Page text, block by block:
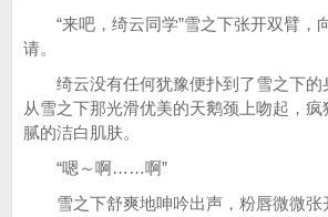
“来吧，绮云同学”雪之下张开双臂，
请。
绮云没有任何犹豫便扑到了雪之下的
从雪之下那光滑优美的天鹅颈上吻起，
腻的洁白肌肤。
“嗯～啊……啊”
雪之下舒爽地呻吟出声，粉唇微微张